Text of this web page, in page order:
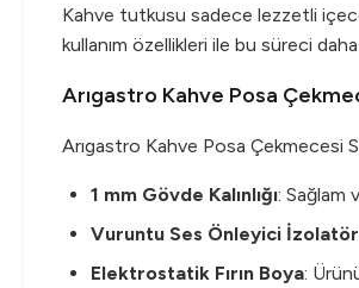
Kahve tutkusu sadece lezzetli
kullanım özellikleri ile bu süreci
Arıgastro Kahve Posa
Arıgastro Kahve Posa Çekmecesi
1 mm Gövde Kalınlığı: Sağlam
Vuruntu Ses Önleyici İzolatör
Elektrostatik Fırın Boya: